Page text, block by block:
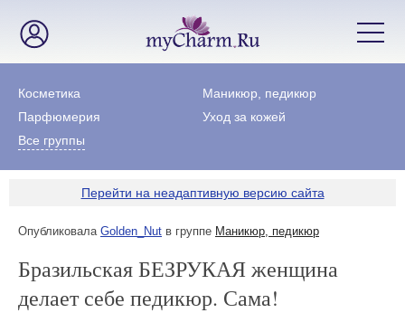
Косметика
Маникюр, педикюр
Парфюмерия
Уход за кожей
Все группы
Перейти на неадаптивную версию сайта
Опубликовала Golden_Nut в группе Маникюр, педикюр
Бразильская БЕЗРУКАЯ женщина
делает себе педикюр. Сама!